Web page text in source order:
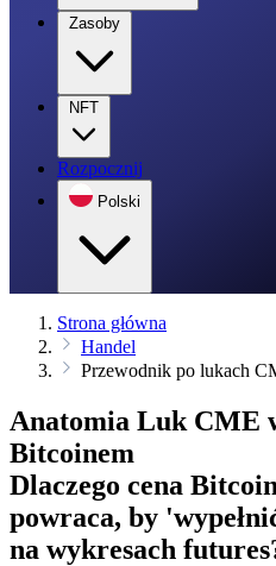
Zasoby
NFT
Rozpocznij
Polski
Strona główna
Handel
Przewodnik po lukach
Anatomia Luk CME
Bitcoinem
Dlaczego cena
powraca, by
na wykresach